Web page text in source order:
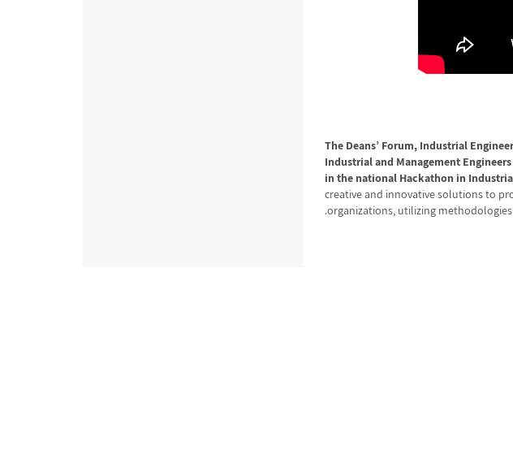
The Deans’ Forum, Industrial
Industrial and Management
in the national Hackathon in
creative and innovative solutions to
organizations, utilizing